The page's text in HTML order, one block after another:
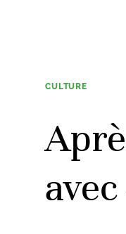
CULTURE